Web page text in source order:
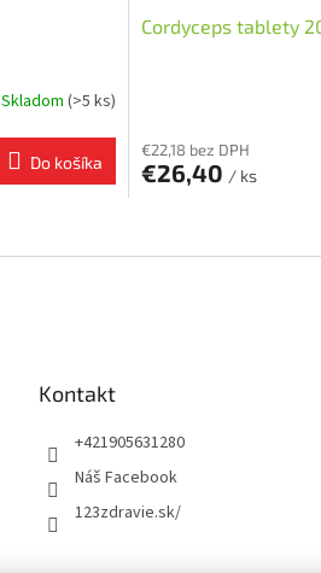
Skladom (>5 ks)
Do košíka
Cordyceps tablety
€22,18 bez DPH
€26,40 / ks
v
Kontakt
+421905631280
Náš Facebook
123zdravie.sk/